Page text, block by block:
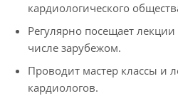
кардиологического
Регулярно посещает
числе зарубежом.
Проводит мастер классы и
кардиологов.